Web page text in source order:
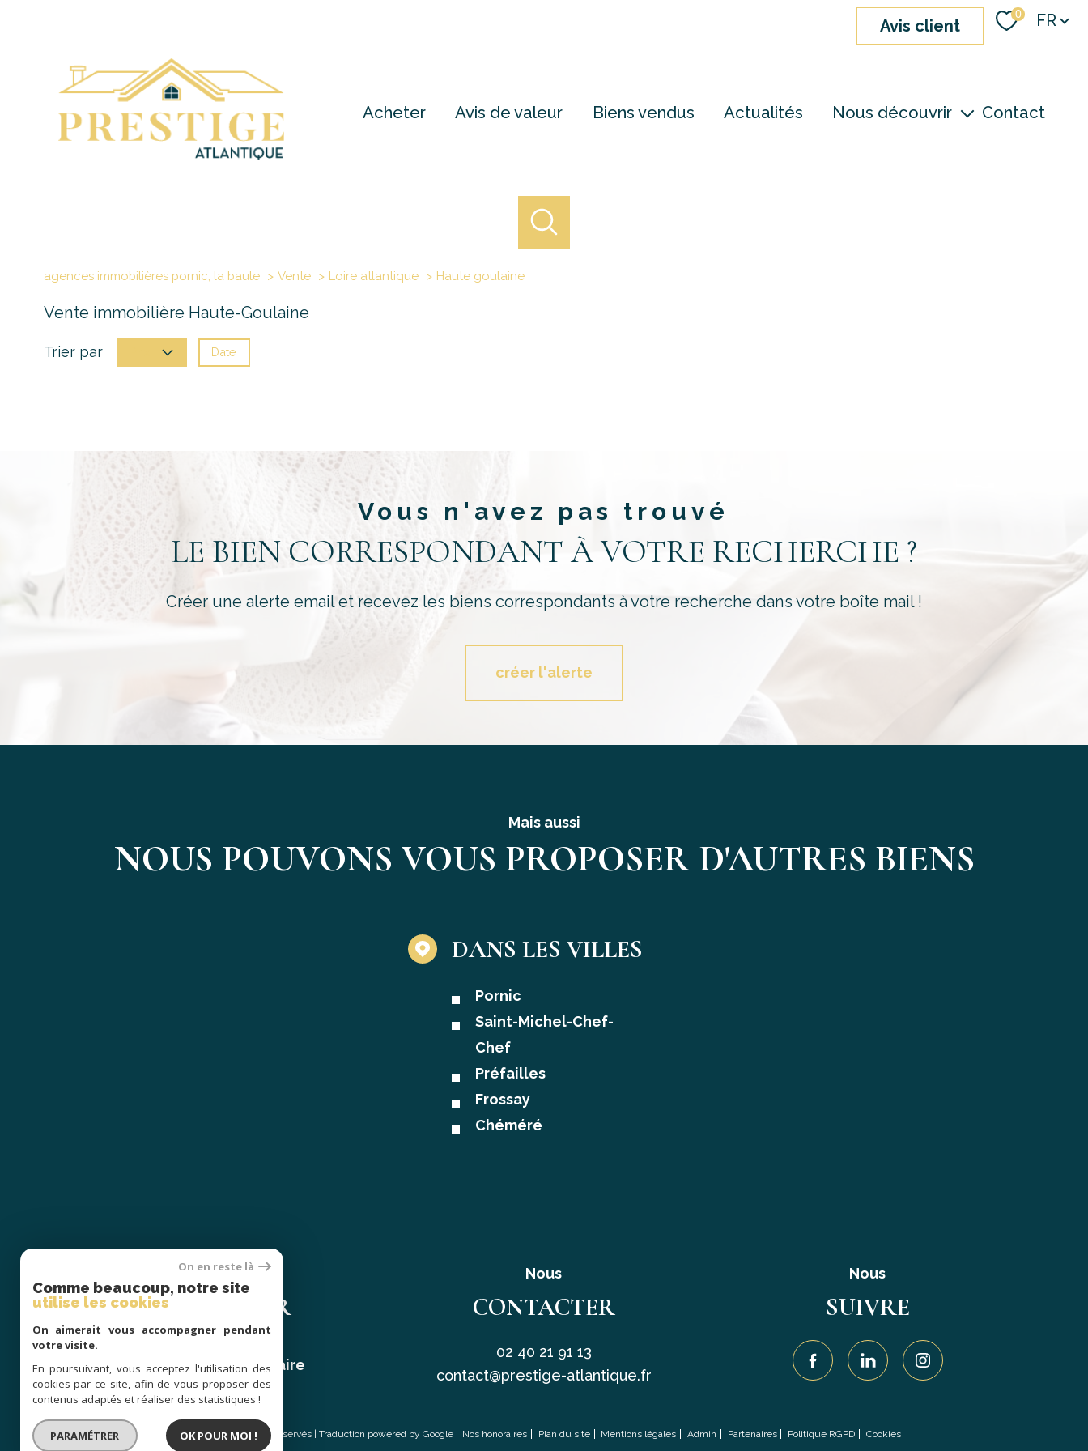
avis client
0 Langue
FR
Acheter Avis de valeur Biens vendus Actualités Nous découvrir Contact
agences immobilières pornic, la baule Vente Loire atlantique Haute goulaine
Vente immobilière Haute-Goulaine
Trier par Date
Vous n'avez pas trouvé
LE BIEN CORRESPONDANT À VOTRE RECHERCHE ?
Créer une alerte email et recevez les biens correspondants à votre recherche dans votre boîte mail !
créer l'alerte
Mais aussi
NOUS POUVONS VOUS PROPOSER D'AUTRES BIENS
DANS LES VILLES
Pornic
Saint-Michel-Chef-
Chef
Préfailles
Frossay
Chéméré
Se
CONNECTER
espace propriétaire
Nous
CONTACTER
02 40 21 91 13
contact@prestige-atlantique.fr
Nous
SUIVRE
© 2026 | Tous droits réservés | Traduction powered by Google | Nos honoraires Plan du site Mentions légales Admin Partenaires Politique RGPD Cookies
On en reste là
Comme beaucoup, notre site
utilise les cookies
On aimerait vous accompagner pendant
votre visite.
En poursuivant, vous acceptez l'utilisation des
cookies par ce site, afin de vous proposer des
contenus adaptés et réaliser des statistiques !
PARAMÉTRER OK POUR MOI !